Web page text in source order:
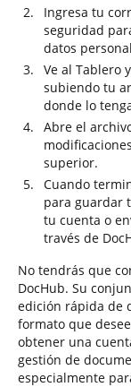
Ingresa tu
seguridad
datos
Ve al Tablero
subiendo tu
donde lo
Abre el
superior.
Cuando
para guardar
tu cuenta o
través de
No tendrás que
DocHub. Su
edición rápida de
formato que
obtener una
gestión de
especialmente